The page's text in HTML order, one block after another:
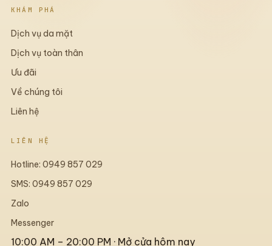
KHÁM PHÁ
Dịch vụ da mặt
Dịch vụ toàn thân
Ưu đãi
Về chúng tôi
Liên hệ
LIÊN HỆ
Hotline: 0949 857 029
SMS: 0949 857 029
Zalo
Messenger
10:00 AM – 20:00 PM · Mở cửa hôm nay